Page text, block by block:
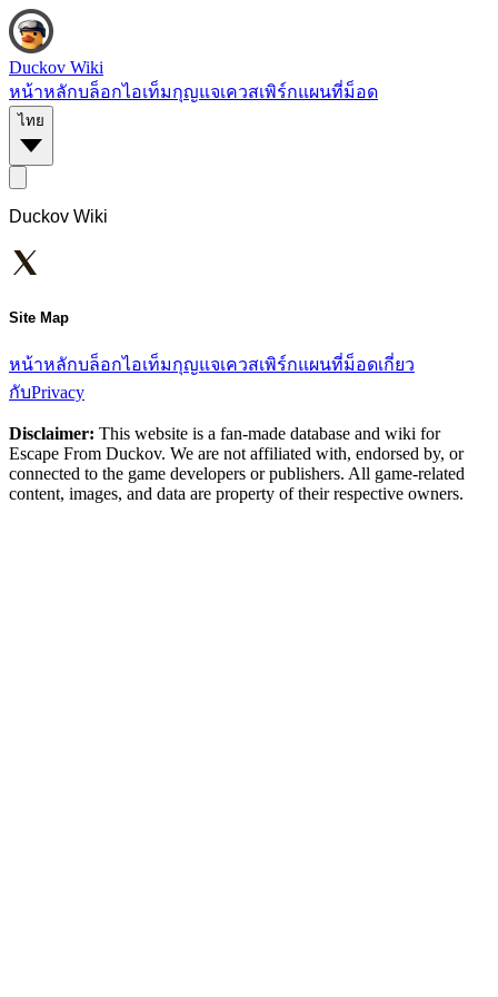
Duckov Wiki
หน้าหลักบล็อกไอเท็มกุญแจเควสเพิร์กแผนที่ม็อด
ไทย
Duckov Wiki
Site Map
หน้าหลักบล็อกไอเท็มกุญแจเควสเพิร์กแผนที่ม็อดเกี่ยว
กับPrivacy
Disclaimer: This website is a fan-made database and wiki for
Escape From Duckov. We are not affiliated with, endorsed by, or
connected to the game developers or publishers. All game-related
content, images, and data are property of their respective owners.